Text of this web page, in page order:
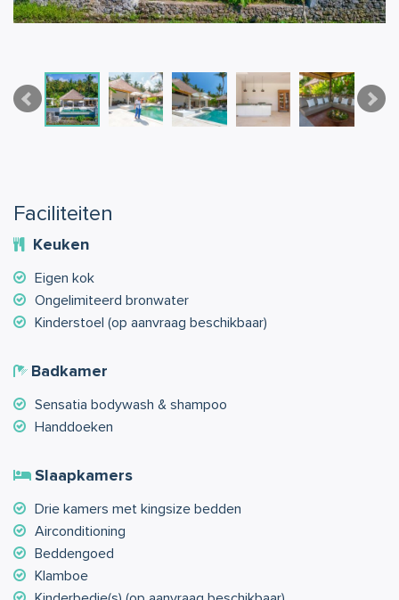
wordt bijgeschonken en uiteraard worden de boodschappen
adressen van goede restaurants in de buurt. Echt vakantie
dus!
massage ruimte. Kies voor een Balinese massage of een
voetenmassage, het kan allemaal. Compleet relaxen zonder
Faciliteiten
Keuken
Eigen kok
Ongelimiteerd bronwater
Kinderstoel (op aanvraag beschikbaar)
Badkamer
Sensatia bodywash & shampoo
Handdoeken
Slaapkamers
Drie kamers met kingsize bedden
Airconditioning
Beddengoed
Klamboe